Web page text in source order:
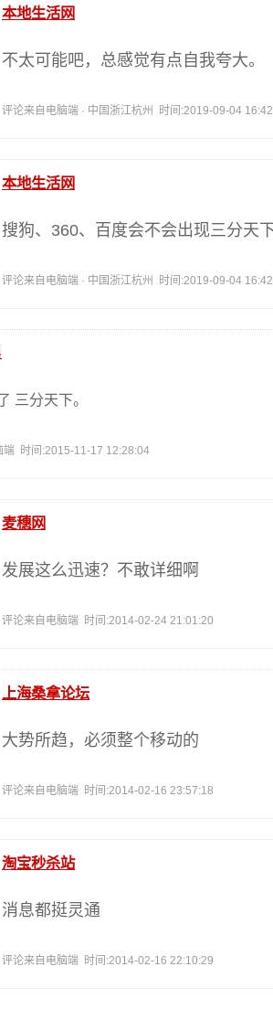
本地生活网
不太可能吧，总感觉有点自我夸大。
评论来自电脑端 · 中国浙江杭州 时间:2019-09-04
本地生活网
搜狗、360、百度会不会出现三分天
评论来自电脑端 · 中国浙江杭州 时间:2019-09-04
三分天下。
端 时间:2015-11-17 12:28:04
麦穗网
发展这么迅速？不敢详细啊
评论来自电脑端 时间:2014-02-24 21:01:20
上海桑拿论坛
大势所趋，必须整个移动的
评论来自电脑端 时间:2014-02-16 23:57:18
淘宝秒杀站
消息都挺灵通
评论来自电脑端 时间:2014-02-16 22:10:29